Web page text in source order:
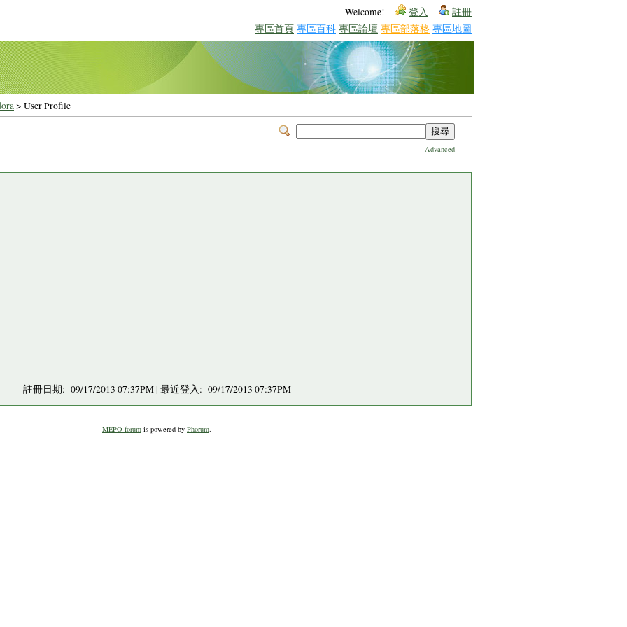
Welcome! 登入 註冊
專區首頁 專區百科 專區論壇 專區部落格 專區地圖
> User Profile
Advanced
註冊日期: 09/17/2013 07:37PM | 最近登入: 09/17/2013 07:37PM
MEPO forum is powered by Phorum.